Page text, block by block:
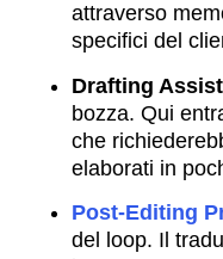
attraverso
specifici del
Drafting
bozza. Qui
che
elaborati in
Post-Editing
del loop. Il